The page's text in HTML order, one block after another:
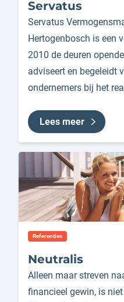
Servatus
Servatus
Hertogenbosch is een
2010 de deuren
adviseert en begeleidt
ondernemers bij het
Lees meer
Referenties
Neutralis
Alleen maar streven
financieel gewin, is